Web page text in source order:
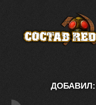
ДОБАВИЛ: